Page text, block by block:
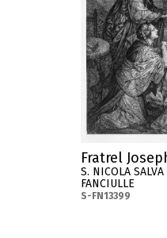
Fratrel
S. NICOLA
FANCIULLE
S-FN13399